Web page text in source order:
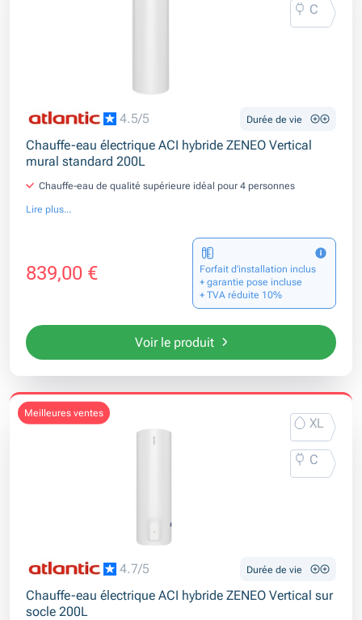
C
4.5/5 Durée de vie
Chauffe-eau électrique ACI hybride ZENEO Vertical
mural standard 200L
Chauffe-eau de qualité supérieure idéal pour 4 personnes
Lire plus...
839,00 €
Forfait d’installation inclus
+ garantie pose incluse
+ TVA réduite 10%
Voir le produit
meilleures ventes
XL
C
4.7/5 Durée de vie
Chauffe-eau électrique ACI hybride ZENEO Vertical sur
socle 200L